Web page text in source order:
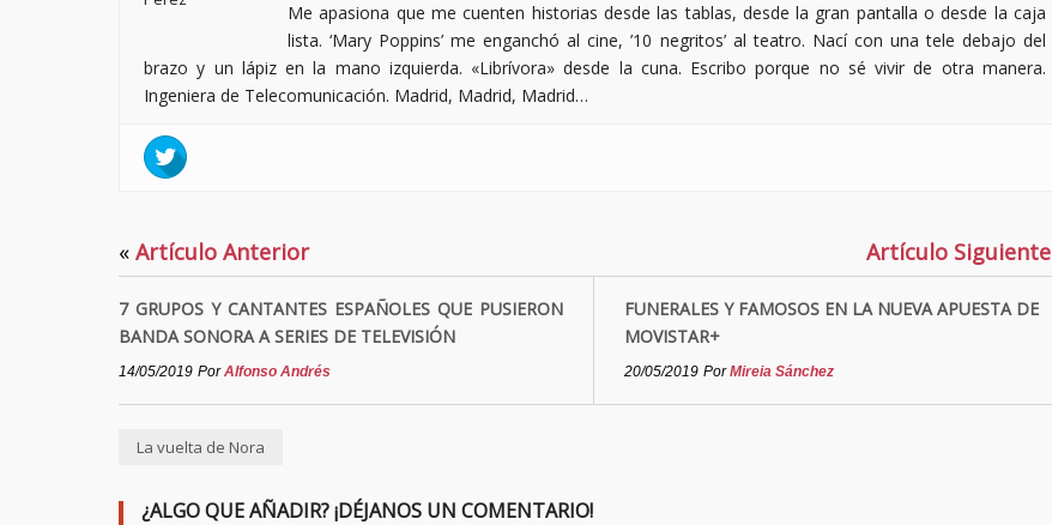
Me apasiona que me cuenten historias desde las tablas, desde la gran pantalla o desde la caja
lista. ‘Mary Poppins’ me enganchó al cine, ’10 negritos’ al teatro. Nací con una tele debajo del
brazo y un lápiz en la mano izquierda. «Librívora» desde la cuna. Escribo porque no sé vivir de otra manera.
Ingeniera de Telecomunicación. Madrid, Madrid, Madrid…
« Artículo Anterior
7 GRUPOS Y CANTANTES ESPAÑOLES QUE PUSIERON
BANDA SONORA A SERIES DE TELEVISIÓN
14/05/2019 PorAlfonso Andrés
Artículo Siguiente
FUNERALES Y FAMOSOS EN LA NUEVA APUESTA DE
MOVISTAR+
20/05/2019 PorMireia Sánchez
La vuelta de Nora
¿ALGO QUE AÑADIR? ¡DÉJANOS UN COMENTARIO!